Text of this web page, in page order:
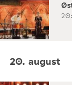
20. august